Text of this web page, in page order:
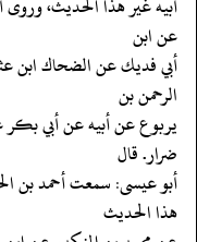
عن ابن
‏‏‏‏أبي فديك عن الضحاك ابن
الرحمن بن
‏‏‏‏يربوع عن أبيه عن أبي بكر
ضرار. قال
‏‏‏‏أبو عيسى: سمعت أحمد بن
هذا الحديث